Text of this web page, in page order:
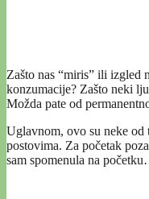
Zašto nas “miris” ili izgled
konzumacije? Zašto neki
Možda pate od
Uglavnom, ovo su neke od
postovima. Za početak
sam spomenula na